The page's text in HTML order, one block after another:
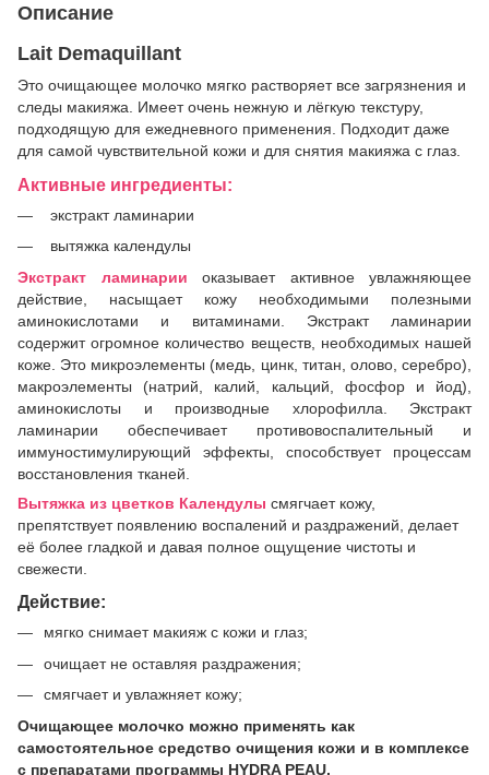
Описание
Lait Demaquillant
Это очищающее молочко мягко растворяет все загрязнения и
следы макияжа. Имеет очень нежную и лёгкую текстуру,
подходящую для ежедневного применения. Подходит даже
для самой чувствительной кожи и для снятия макияжа с глаз.
Активные ингредиенты:
экстракт ламинарии
вытяжка календулы
Экстракт ламинарии оказывает активное увлажняющее
действие, насыщает кожу необходимыми полезными
аминокислотами и витаминами. Экстракт ламинарии
содержит огромное количество веществ, необходимых нашей
коже. Это микроэлементы (медь, цинк, титан, олово, серебро),
макроэлементы (натрий, калий, кальций, фосфор и йод),
аминокислоты и производные хлорофилла. Экстракт
ламинарии обеспечивает противовоспалительный и
иммуностимулирующий эффекты, способствует процессам
восстановления тканей.
Вытяжка из цветков Календулы смягчает кожу,
препятствует появлению воспалений и раздражений, делает
её более гладкой и давая полное ощущение чистоты и
свежести.
Действие:
мягко снимает макияж с кожи и глаз;
очищает не оставляя раздражения;
смягчает и увлажняет кожу;
Очищающее молочко можно применять как
самостоятельное средство очищения кожи и в комплексе
с препаратами программы HYDRA PEAU.